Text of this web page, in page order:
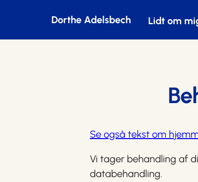
Dorthe Adelsbech Lidt om
Se også tekst om
Vi tager behandling af
databehandling.